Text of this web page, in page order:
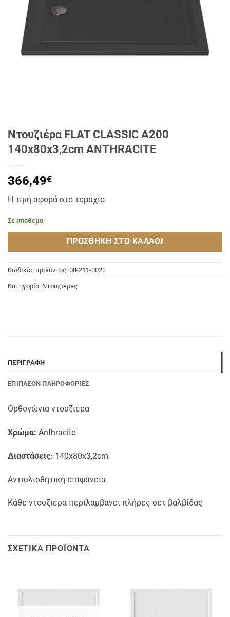
Ντουζιέρα FLAT CLASSIC A200
140x80x3,2cm ANTHRACITE
366,49€
Η τιμή αφορά στο τεμάχιο
Σε απόθεμα
ΠΡΟΣΘΉΚΗ ΣΤΟ ΚΑΛΆΘΙ
Κωδικός προϊόντος: 08-211-0023
Κατηγορία: Ντουζιέρες
ΠΕΡΙΓΡΑΦΉ
ΕΠΙΠΛΈΟΝ ΠΛΗΡΟΦΟΡΊΕΣ
Ορθογώνια ντουζιέρα
Χρώμα: Anthracite
Διαστάσεις: 140x80x3,2cm
Αντιολισθητική επιφάνεια
Κάθε ντουζιέρα περιλαμβάνει πλήρες σετ βαλβίδας
ΣΧΕΤΙΚΆ ΠΡΟΪΌΝΤΑ